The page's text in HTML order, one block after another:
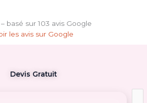
– basé sur 103 avis Google
les avis sur Google
Devis Gratuit